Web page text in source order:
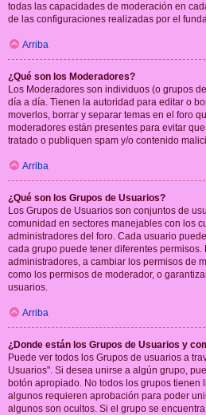
todas las capacidades de moderación en
de las configuraciones realizadas por el
Arriba
¿Qué son los Moderadores?
Los Moderadores son individuos (o grupos
día a día. Tienen la autoridad para editar o
moverlos, borrar y separar temas en el foro
moderadores están presentes para evitar
tratado o publiquen spam y/o contenido
Arriba
¿Qué son los Grupos de Usuarios?
Los Grupos de Usuarios son conjuntos de
comunidad en sectores manejables con los
administradores del foro. Cada usuario
cada grupo puede tener diferentes permisos.
administradores, a cambiar los permisos de
como los permisos de moderador, o
usuarios.
Arriba
¿Donde están los Grupos de Usuarios y
Puede ver todos los Grupos de usuarios a
Usuarios". Si desea unirse a algún grupo,
botón apropiado. No todos los grupos tienen
algunos requieren aprobación para poder
algunos son ocultos. Si el grupo se